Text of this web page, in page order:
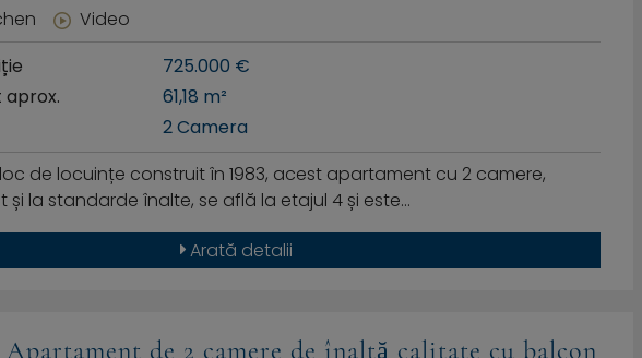
Video
725.000 €
aprox.
61,18 m²
2 Camera
de locuințe construit în 1983, acest apartament cu 2 camere,
și la standarde înalte, se află la etajul 4 și este…
Arată detalii
Apartament de 2 camere de înaltă calitate cu balcon